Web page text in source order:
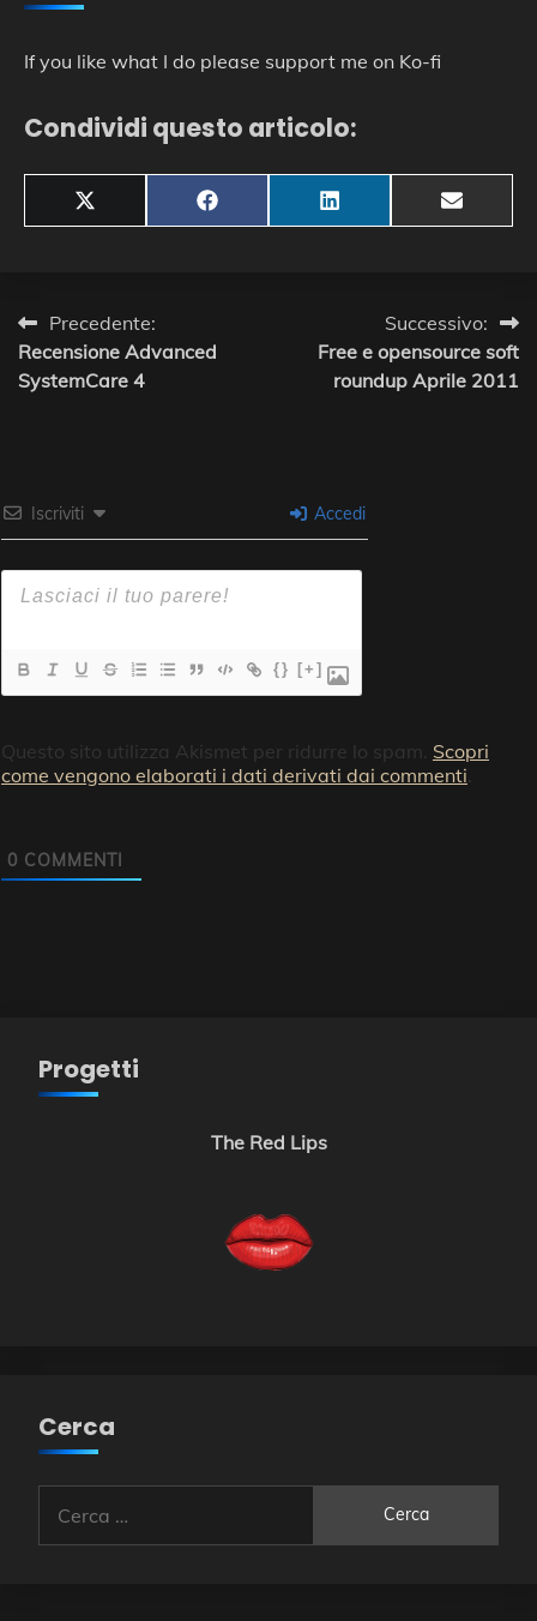
If you like what I do please support me on Ko-fi
Condividi questo articolo:
Share
on
X
(Twitter)
Share
on
Facebook
Share
on
LinkedIn
Share
on
Email
Navigazione
articoli
Precedente:
Recensione Advanced
SystemCare 4
Successivo:
Free e opensource soft
roundup Aprile 2011
Iscriviti Accedi
{} [+]
Questo sito utilizza Akismet per ridurre lo spam. Scopri
come vengono elaborati i dati derivati dai commenti
0 COMMENTI
Progetti
The Red Lips
Cerca
per: